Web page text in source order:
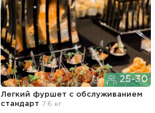
25-30
Легкий фуршет с обслуживанием
стандарт 7.6 кг